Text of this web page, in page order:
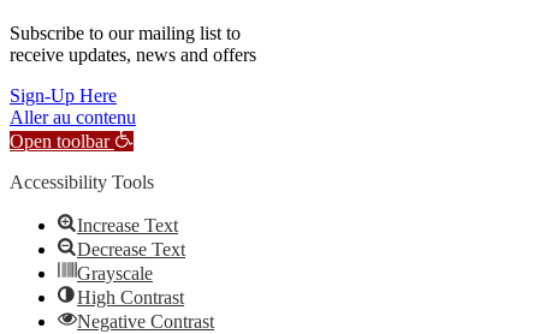
Subscribe to our mailing list to
receive updates, news and offers
Sign-Up Here
Aller au contenu
Open toolbar
Accessibility Tools
Increase Text
Decrease Text
Grayscale
High Contrast
Negative Contrast